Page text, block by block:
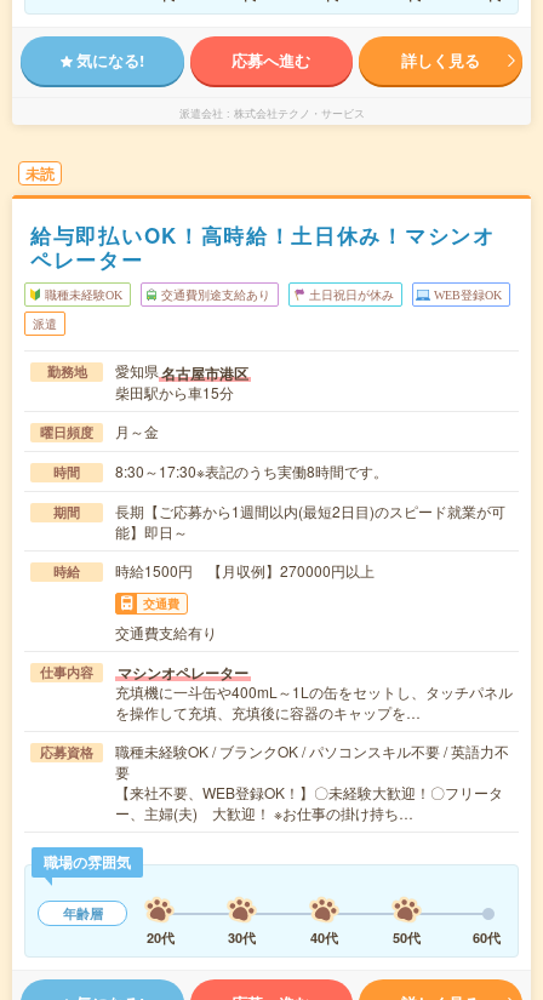
気になる! 応募へ進む 詳しく見る
派遣会社 株式会社テクノ・サービス
未読
給与即払いOK！高時給！土日休み！マシンオ
ペレーター
職種未経験OK 交通費別途支給あり 土日祝日が休み WEB登録OK
派遣
勤務地 愛知県名古屋市港区
柴田駅から車15分
曜日頻度 月～金
時間 8:30～17:30※表記のうち実働8時間です。
期間
長期【ご応募から1週間以内(最短2日目)のスピード就業が可
能】即日～
時給 時給1500円 【月収例】270000円以上
交通費
交通費支給有り
仕事内容 マシンオペレーター
充填機に一斗缶や400mL～1Lの缶をセットし、タッチパネル
を操作して充填、充填後に容器のキャップを…
応募資格
職種未経験OK / ブランクOK / パソコンスキル不要 / 英語力不
要
【来社不要、WEB登録OK！】〇未経験大歓迎！〇フリータ
ー、主婦(夫) 大歓迎！ ※お仕事の掛け持ち…
職場の雰囲気
年齢層
20代
30代 40代 50代 60代